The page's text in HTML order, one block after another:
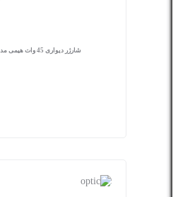
شارژر دیواری 45 وات هیمی مدل Nitro Max 2